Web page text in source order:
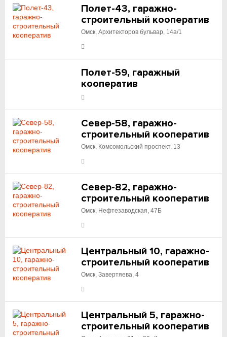
Полет-43, гаражно-
строительный кооператив
Омск, Архитекторов бульвар, 14а/1
Полет-59, гаражный
кооператив
Север-58, гаражно-
строительный кооператив
Омск, Комсомольский проспект, 13
Север-82, гаражно-
строительный кооператив
Омск, Нефтезаводская, 47Б
Центральный 10, гаражно-
строительный кооператив
Омск, Завертяева, 4
Центральный 5, гаражно-
строительный кооператив